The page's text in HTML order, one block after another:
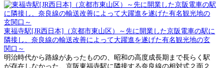
東福寺駅[JR西日本]（京都市東山区）～先に開業した京阪電車の駅に
隣接し、奈良線の輸送改善によって大躍進を遂げた有名観光地の玄
関口～
明治時代から路線があったものの、昭和の高度成長期まで長らく駅
が存在しなかった、京阪東福寺駅に隣接する奈良線の相対式２面２